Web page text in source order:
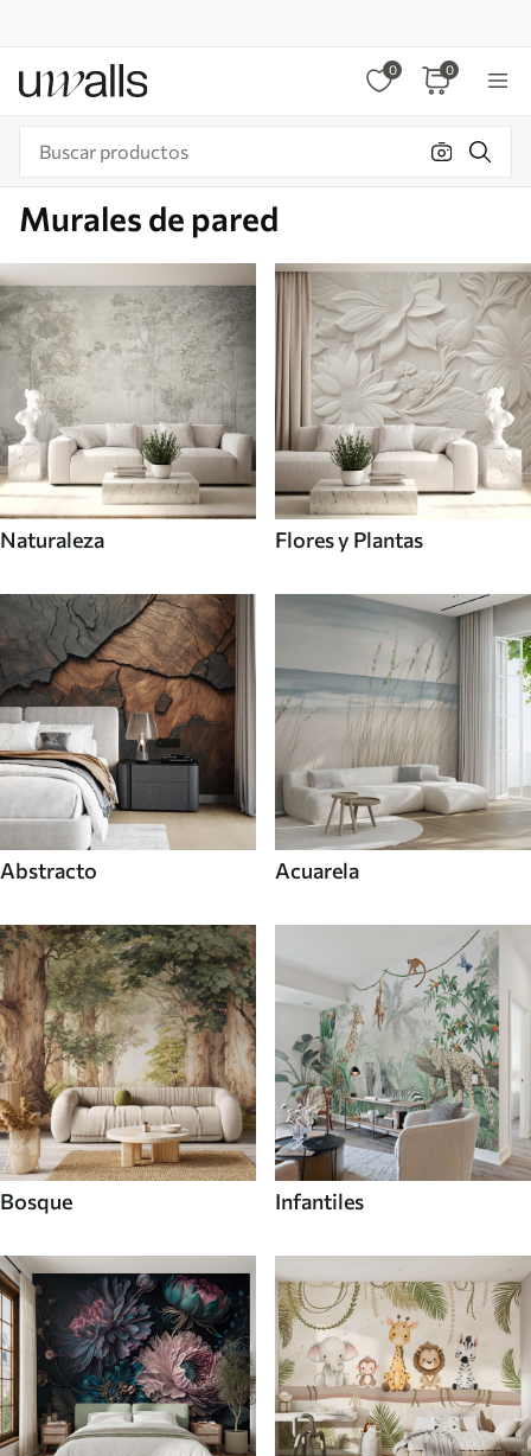
0 0
Murales de pared
Naturaleza Flores y Plantas
Abstracto Acuarela
Bosque Infantiles